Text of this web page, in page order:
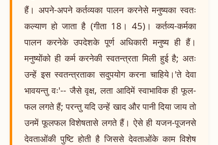
हैं। अपने-अपने कर्तव्यका पालन करनेसे मनुष्यका स्वतः
कल्याण हो जाता है (गीता 18। 45)। कर्तव्य-कर्मका
पालन करनेके उपदेशके पूर्ण अधिकारी मनुष्य ही हैं।
मनुष्योंको ही कर्म करनेकी स्वतन्त्रता मिली हुई है; अतः
उन्हें इस स्वतन्त्रताका सदुपयोग करना चाहिये।'ते देवा
भावयन्तु वः'-- जैसे वृक्ष, लता आदिमें स्वाभाविक ही फूल-
फल लगते हैं; परन्तु यदि उन्हें खाद और पानी दिया जाय तो
उनमें फूलफल विशेषतासे लगते हैं। ऐसे ही यजन-पूजनसे
देवताओंकी पुष्टि होती है जिससे देवताओंके काम विशेष